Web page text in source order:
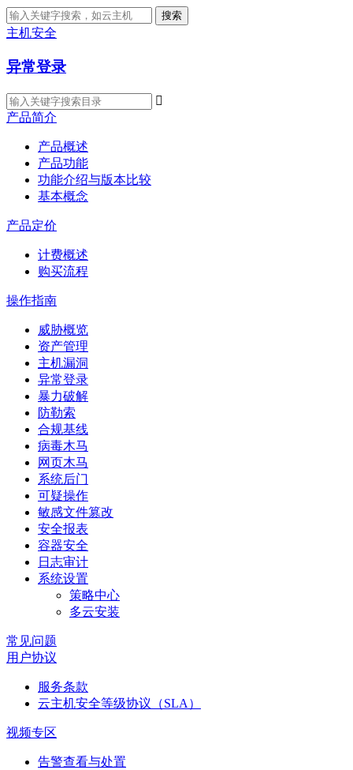
搜索
主机安全
异常登录

产品简介
产品概述
产品功能
功能介绍与版本比较
基本概念
产品定价
计费概述
购买流程
操作指南
威胁概览
资产管理
主机漏洞
异常登录
暴力破解
防勒索
合规基线
病毒木马
网页木马
系统后门
可疑操作
敏感文件篡改
安全报表
容器安全
日志审计
系统设置
策略中心
多云安装
常见问题
用户协议
服务条款
云主机安全等级协议（SLA）
视频专区
告警查看与处置